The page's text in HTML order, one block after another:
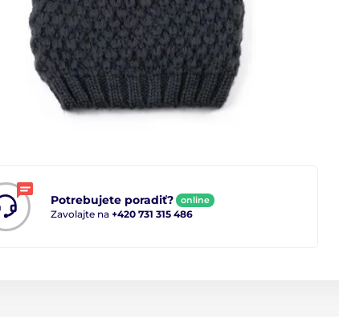
Potrebujete poradiť? online
Zavolajte na +420 731 315 486